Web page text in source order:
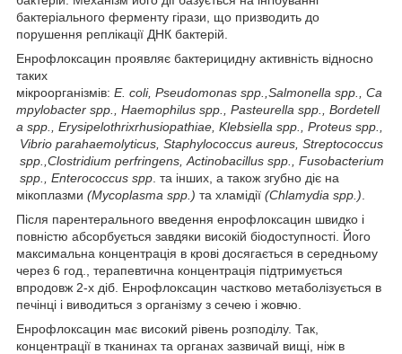
бактеріального ферменту гірази, що призводить до
порушення реплікації ДНК бактерій.
Енрофлоксацин проявляє бактерицидну активність відносно
таких
мікроорганізмів: Е. coli, Pseudomonas spp Salmonella spp
Ca
mpylobacter spp Haemophilus spp Pasteurella spp
Bordetell
a spp Erysipelothrixrhusiopathiae Klebsiella spp Proteus spp
Vibrio parahaemolyticus Staphylococcus aureus Streptococcus
spp Clostridium perfringens Actinobacillus spp
Fusobacterium
spp
Enterococcus spp та інших, а також згубно діє на
мікоплазми (Mycoplasma spp .) та хламідії (Chlamydia spp .)
Після парентерального введення енрофлоксацин швидко і
повністю абсорбується завдяки високій біодоступності. Його
максимальна концентрація в крові досягається в середньому
через 6 год., терапевтична концентрація підтримується
впродовж 2-х діб. Енрофлоксацин частково метаболізується в
печінці і виводиться з організму з сечею і жовчю.
Енрофлоксацин має високий рівень розподілу. Так,
концентрації в тканинах та органах зазвичай вищі, ніж в